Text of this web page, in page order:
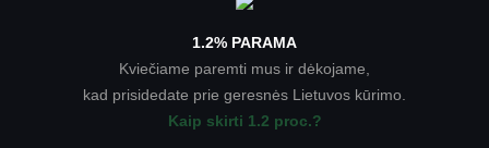
1.2% PARAMA
Kviečiame paremti mus ir dėkojame,
kad prisidedate prie geresnės Lietuvos kūrimo.
Kaip skirti 1.2 proc.?